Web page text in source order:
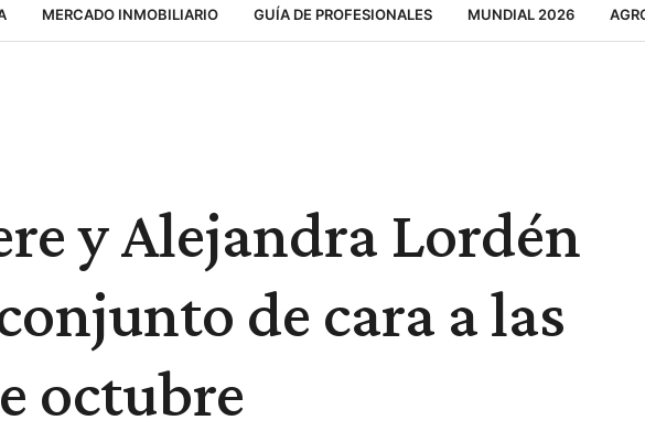
MERCADO INMOBILIARIO GUÍA DE PROFESIONALES MUNDIAL 2026
y Alejandra Lordén
de cara a las
octubre